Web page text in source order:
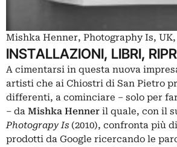
Mishka Henner, Photography Is,
INSTALLAZIONI, LIBRI,
A cimentarsi in questa nuova
artisti che ai Chiostri di San Pietro
differenti, a cominciare – solo per
– da Mishka Henner il quale, con il
Photograpy Is (2010), confronta più
prodotti da Google ricercando le